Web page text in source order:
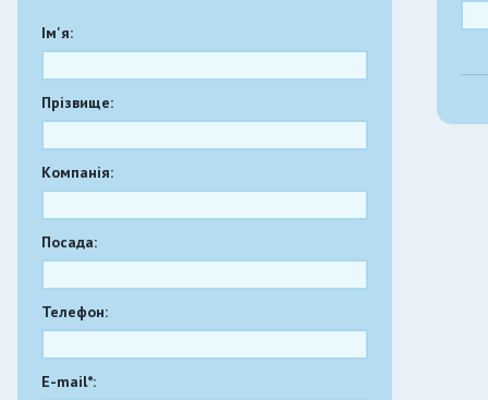
Ім'я:
Прізвище:
Компанія:
Посада:
Телефон:
E-mail*: